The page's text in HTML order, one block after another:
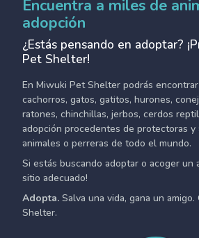
Encuentra a miles de
adopción
¿Estás pensando en adoptar?
Pet Shelter!
En Miwuki Pet Shelter podrás
cachorros, gatos, gatitos, hurones,
ratones, chinchillas, jerbos, cerdos
adopción procedentes de protectoras y
animales o perreras de todo el mundo.
Si estás buscando adoptar o acoger un
sitio adecuado!
Adopta. Salva una vida, gana un
Shelter.